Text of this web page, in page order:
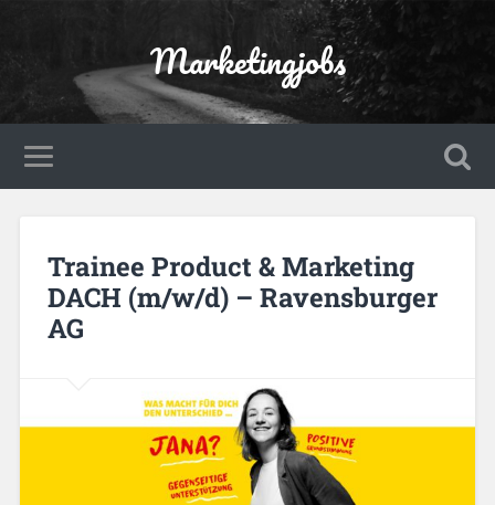
Marketingjobs
Trainee Product & Marketing
DACH (m/w/d) – Ravensburger
AG